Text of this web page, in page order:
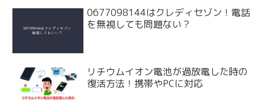
0677098144はクレディセゾン！電話
を無視しても問題ない？
リチウムイオン電池が過放電した時の
復活方法！携帯やPCに対応